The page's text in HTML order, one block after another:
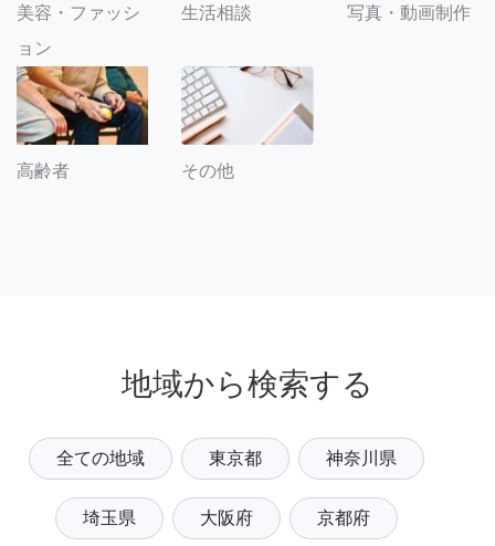
美容・ファッシ
ョン
生活相談 写真・動画制作
高齢者 その他
地域から検索する
全ての地域 東京都 神奈川県
埼玉県 大阪府 京都府